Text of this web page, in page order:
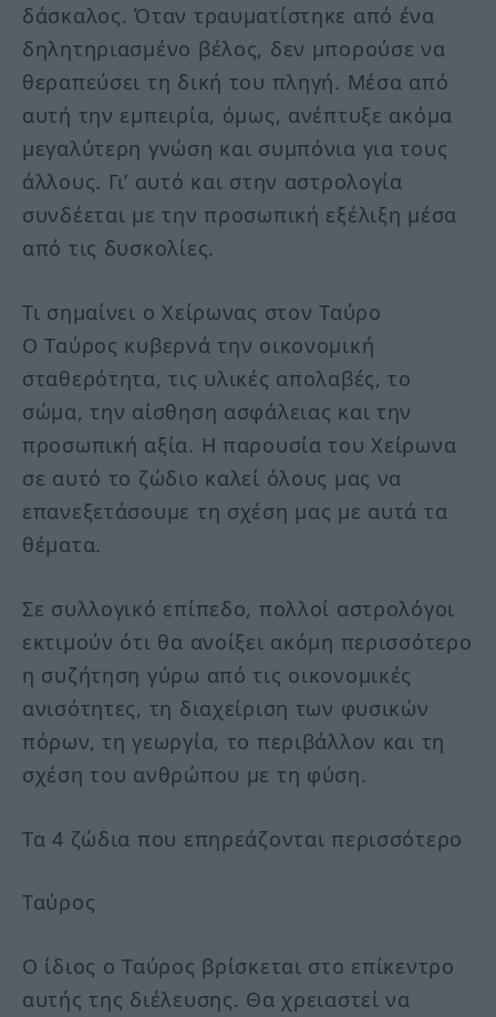
δάσκαλος. Όταν τραυματίστηκε από ένα
δηλητηριασμένο βέλος, δεν μπορούσε να
θεραπεύσει τη δική του πληγή. Μέσα από
αυτή την εμπειρία, όμως, ανέπτυξε ακόμα
μεγαλύτερη γνώση και συμπόνια για τους
άλλους. Γι’ αυτό και στην αστρολογία
συνδέεται με την προσωπική εξέλιξη μέσα
από τις δυσκολίες.
Τι σημαίνει ο Χείρωνας στον Ταύρο
Ο Ταύρος κυβερνά την οικονομική
σταθερότητα, τις υλικές απολαβές, το
σώμα, την αίσθηση ασφάλειας και την
προσωπική αξία. Η παρουσία του Χείρωνα
σε αυτό το ζώδιο καλεί όλους μας να
επανεξετάσουμε τη σχέση μας με αυτά τα
θέματα.
Σε συλλογικό επίπεδο, πολλοί αστρολόγοι
εκτιμούν ότι θα ανοίξει ακόμη περισσότερο
η συζήτηση γύρω από τις οικονομικές
ανισότητες, τη διαχείριση των φυσικών
πόρων, τη γεωργία, το περιβάλλον και τη
σχέση του ανθρώπου με τη φύση.
Τα 4 ζώδια που επηρεάζονται περισσότερο
Ταύρος
Ο ίδιος ο Ταύρος βρίσκεται στο επίκεντρο
αυτής της διέλευσης. Θα χρειαστεί να